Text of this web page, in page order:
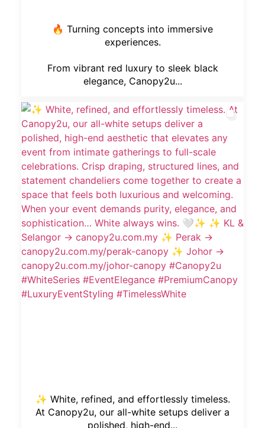
🔥 Turning concepts into immersive
experiences.
From vibrant red luxury to sleek black
elegance, Canopy2u...
✨ White, refined, and effortlessly timeless.
At Canopy2u, our all-white setups deliver a
polished, high-end...